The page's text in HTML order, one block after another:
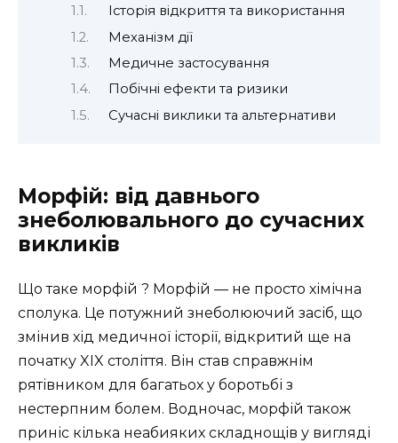
Історія відкриття та використання
Механізм дії
Медичне застосування
Побічні ефекти та ризики
Сучасні виклики та альтернативи
Морфій: від давнього
знеболювального до сучасних
викликів
Що таке морфій ? Морфій — не просто хімічна
сполука. Це потужний знеболюючий засіб, що
змінив хід медичної історії, відкритий ще на
початку XIX століття. Він став справжнім
рятівником для багатьох у боротьбі з
нестерпним болем. Водночас, морфій також
приніс кілька неабияких складнощів у вигляді